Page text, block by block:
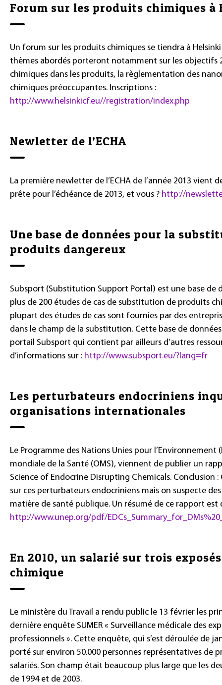
Forum sur les produits chimiques à
Un forum sur les produits chimiques se tiendra à Helsinki
thèmes abordés porteront notamment sur les objectifs
chimiques dans les produits, la règlementation des
chimiques préoccupantes. Inscriptions :
http://www.helsinkicf.eu//registration/index.php
Newletter de l’ECHA
La première newletter de l’ECHA de l’année 2013 vient
prête pour l’échéance de 2013, et vous ? http://
Une base de données pour la
produits dangereux
Subsport (Substitution Support Portal) est une base de
plus de 200 études de cas de substitution de produits
plupart des études de cas sont fournies par des
dans le champ de la substitution. Cette base de
portail Subsport qui contient par ailleurs d’autres
d’informations sur : http://www.subsport.eu/?lang=fr
Les perturbateurs endocriniens
organisations internationales
Le Programme des Nations Unies pour l’Environnement
mondiale de la Santé (OMS), viennent de publier un
Science of Endocrine Disrupting Chemicals. Conclusion
sur ces perturbateurs endocriniens mais on suspecte
matière de santé publique. Un résumé de ce rapport est
http://www.unep.org/pdf/
En 2010, un salarié sur trois
chimique
Le ministère du Travail a rendu public le 13 février les
dernière enquête SUMER « Surveillance médicale des
professionnels ». Cette enquête, qui s’est déroulée de
porté sur environ 50.000 personnes représentatives de
salariés. Son champ était beaucoup plus large que les
de 1994 et de 2003.